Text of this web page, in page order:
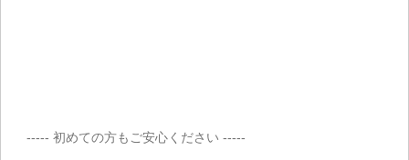
----- 初めての方もご安心ください -----